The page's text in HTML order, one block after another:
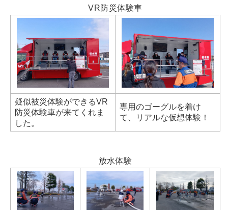
VR防災体験車
疑似被災体験ができるVR
防災体験車が来てくれま
した。
専用のゴーグルを着け
て、リアルな仮想体験！
放水体験